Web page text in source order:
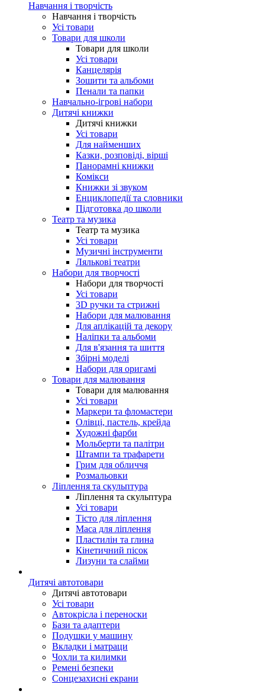
Навчання і творчість
Навчання і творчість
Усі товари
Товари для школи
Товари для школи
Усі товари
Канцелярія
Зошити та альбоми
Пенали та папки
Навчально-ігрові набори
Дитячі книжки
Дитячі книжки
Усі товари
Для найменших
Казки, розповіді, вірші
Панорамні книжки
Комікси
Книжки зі звуком
Енциклопедії та словники
Підготовка до школи
Театр та музика
Театр та музика
Усі товари
Музичні інструменти
Лялькові театри
Набори для творчості
Набори для творчості
Усі товари
3D ручки та стрижні
Набори для малювання
Для аплікацій та декору
Наліпки та альбоми
Для в'язання та шиття
Збірні моделі
Набори для оригамі
Товари для малювання
Товари для малювання
Усі товари
Маркери та фломастери
Олівці, пастель, крейда
Художні фарби
Мольберти та палітри
Штампи та трафарети
Грим для обличчя
Розмальовки
Ліплення та скульптура
Ліплення та скульптура
Усі товари
Тісто для ліплення
Маса для ліплення
Пластилін та глина
Кінетичний пісок
Лизуни та слайми
Дитячі автотовари
Дитячі автотовари
Усі товари
Автокрісла і переноски
Бази та адаптери
Подушки у машину
Вкладки і матраци
Чохли та килимки
Ремені безпеки
Сонцезахисні екрани